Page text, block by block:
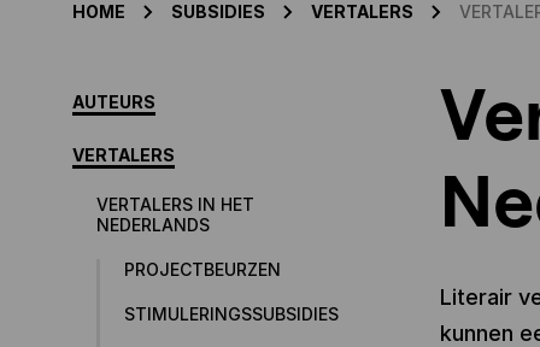
HOME SUBSIDIES VERTALERS
AUTEURS
VERTALERS
VERTALERS IN HET
NEDERLANDS
PROJECTBEURZEN
STIMULERINGSSUBSIDIES
Literair
kunnen